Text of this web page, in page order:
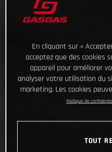
En cliquant sur «
acceptez que des cookies
appareil pour améliorer
analyser votre utilisation du
marketing. Les cookies
Politique de
TOUT